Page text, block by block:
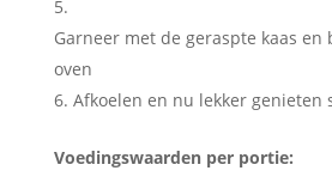
Garneer met de geraspte kaas en
oven
Afkoelen en nu lekker genieten
Voedingswaarden per portie: